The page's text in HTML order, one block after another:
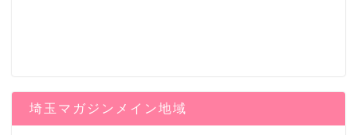
埼玉マガジンメイン地域